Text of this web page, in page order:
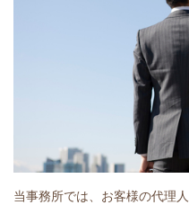
当事務所では、お客様の代理